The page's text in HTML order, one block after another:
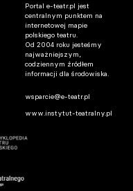
Portal e-teatr.pl jest
centralnym punktem na
internetowej mapie
polskiego teatru.
Od 2004 roku jesteśmy
najważniejszym,
codziennym źródłem
informacji dla środowiska.
wsparcie@e-teatr.pl
www.instytut-teatralny.pl